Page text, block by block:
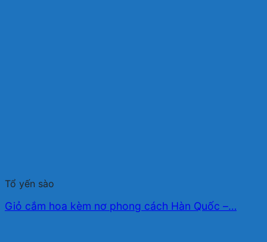
Tổ yến sào
Giỏ cắm hoa kèm nơ phong cách Hàn Quốc –…